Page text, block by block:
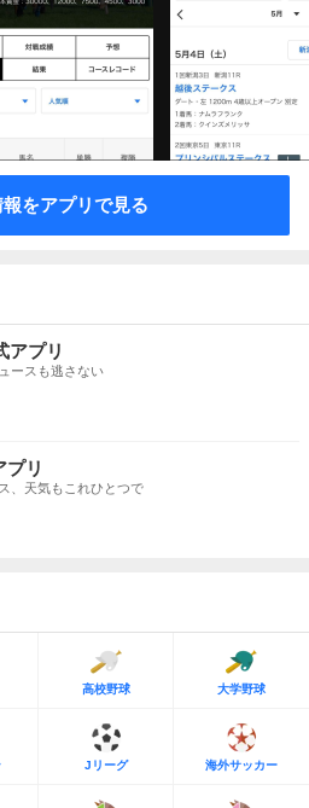
をアプリで見る
アプリ
ースも逃さない
リ
、天気もこれひとつで
高校野球 大学野球
Jリーグ 海外サッカー